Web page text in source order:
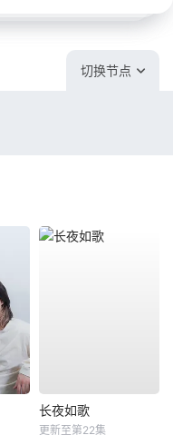
切换节点
长夜如歌
更新至第22集